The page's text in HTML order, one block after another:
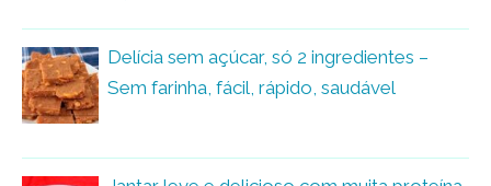
Delícia sem açúcar, só 2 ingredientes –
Sem farinha, fácil, rápido, saudável